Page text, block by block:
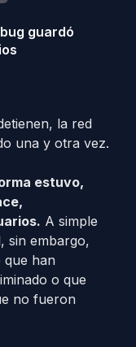
guardó
la red
una y otra vez.
estuvo,
A simple
sin embargo,
han
o que
no fueron